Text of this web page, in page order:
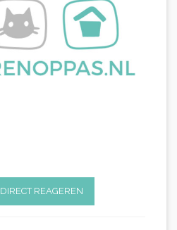
DIRECT REAGEREN